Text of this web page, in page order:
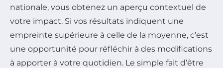
nationale, vous obtenez un aperçu contextuel de
votre impact. Si vos résultats indiquent une
empreinte supérieure à celle de la moyenne, c’est
une opportunité pour réfléchir à des modifications
à apporter à votre quotidien. Le simple fait d’être